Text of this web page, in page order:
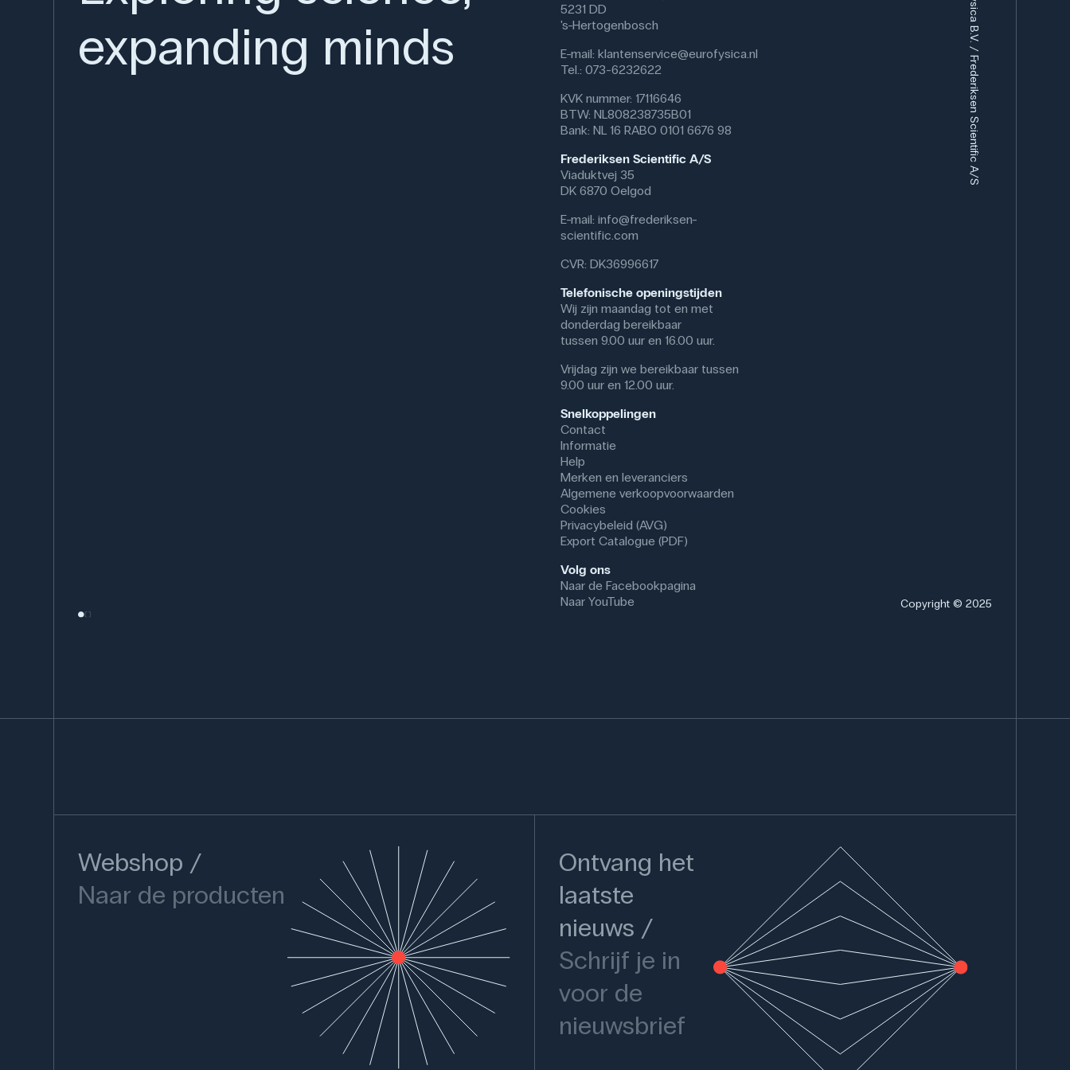
De May (mais?)-zaden zijn geschikt voor het onderwijzen van genetica en
overervingsprincipes, met name in cursussen over Mendeliaanse overerving.
Leerlingen kunnen in de praktijk een klassieke 3:1 splitsing volgen en inzicht krijgen
in de relatie tussen genotype en fenotype. Het experiment biedt ook de
mogelijkheid om het belang van functionele genen in fotosynthese te bespreken,
Buiten de schoolcontext kan het experiment worden gebruikt in
beroepsopleidingen of cursussen in plantenbiologie en genetica die zich richten op
resultaten.
Specifikationer
Antal: 100 stk.
Brand: Carolina
expanding minds
5231 DD
's-Hertogenbosch
E-mail: klantenservice@eurofysica.nl
Tel.: 073-6232622
KVK nummer: 17116646
BTW: NL808238735B01
Bank: NL 16 RABO 0101 6676 98
Frederiksen Scientific A/S
Viaduktvej 35
DK 6870 Oelgod
E-mail: info@frederiksen-
scientific.com
CVR: DK36996617
Telefonische openingstijden
Wij zijn maandag tot en met
donderdag bereikbaar
tussen 9.00 uur en 16.00 uur.
Vrijdag zijn we bereikbaar tussen
9.00 uur en 12.00 uur.
Snelkoppelingen
Contact
Informatie
Help
Merken en leveranciers
Algemene verkoopvoorwaarden
Cookies
Privacybeleid (AVG)
Export Catalogue (PDF)
Volg ons
Naar de Facebookpagina
Naar YouTube
Eurofysica B.V. / Frederiksen Scientific A/S
Copyright © 2025
Webshop
Naar de producten
Ontvang het
laatste
nieuws
Schrijf je in
voor de
nieuwsbrief